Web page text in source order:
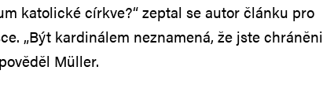
katolické církve?“ zeptal se autor článku pro
„Být kardinálem neznamená, že jste chráněni
Müller.